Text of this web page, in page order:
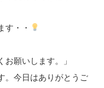
す・・
お願いします。」
。今日はありがとうご